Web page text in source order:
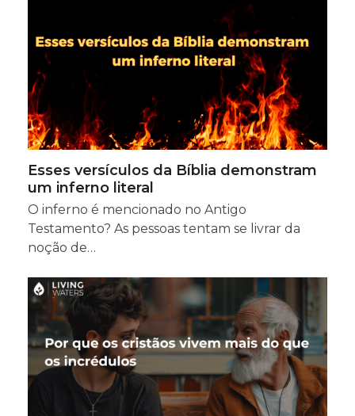
Esses versículos da Bíblia demonstram
um inferno literal
O inferno é mencionado no Antigo
Testamento? As pessoas tentam se livrar da
noção de…